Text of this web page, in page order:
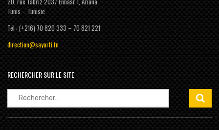
Tunis – Tunisie
Tél : (+216) 70 820 333 – 70 821 221
direction@sayarti.tn
RECHERCHER SUR LE SITE
Rechercher :